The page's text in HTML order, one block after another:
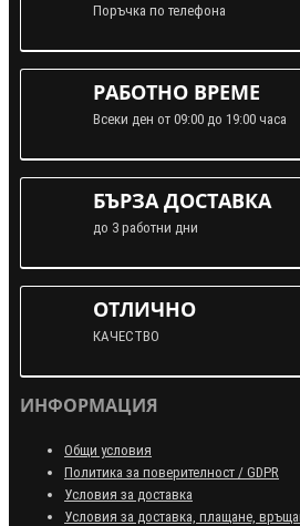
Поръчка по телефона
РАБОТНО ВРЕМЕ
Всеки ден от 09:00 до 19:00 часа
БЪРЗА ДОСТАВКА
до 3 работни дни
ОТЛИЧНО
КАЧЕСТВО
ИНФОРМАЦИЯ
Общи условия
Политика за поверителност / GDPR
Условия за доставка
Условия за доставка, плащане,